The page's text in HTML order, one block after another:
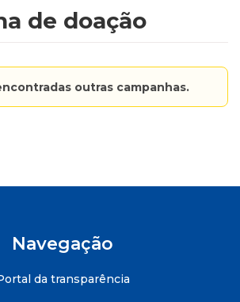
de doação
outras campanhas.
Navegação
da transparência